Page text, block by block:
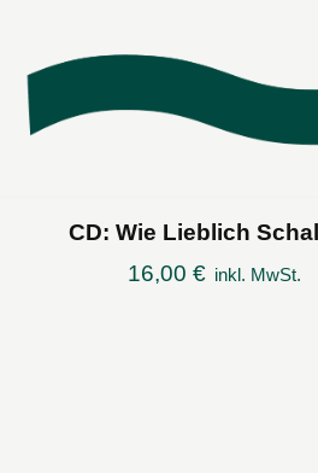
CD: Wie Lieblich
16,00 € inkl. MwSt.